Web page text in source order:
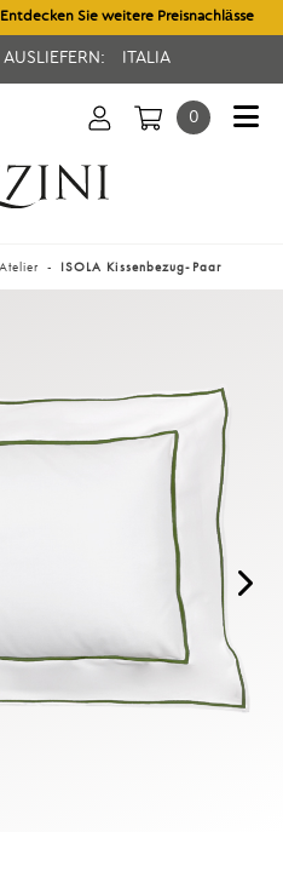
Sie weitere Preisnachlässe
AUSLIEFERN: ITALIA
0
Atelier ISOLA Kissenbezug-Paar